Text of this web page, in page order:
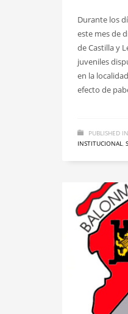
Durante los
este mes de
de Castilla y
juveniles
en la
efecto de
PUBLISHED IN
INSTITUCIONAL,